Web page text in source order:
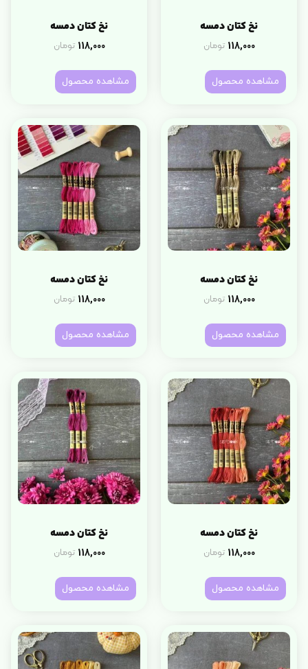
نخ کتان دمسه
118,000 تومان
مشاهده محصول
نخ کتان دمسه
118,000 تومان
مشاهده محصول
نخ کتان دمسه
118,000 تومان
مشاهده محصول
نخ کتان دمسه
118,000 تومان
مشاهده محصول
نخ کتان دمسه
118,000 تومان
مشاهده محصول
نخ کتان دمسه
118,000 تومان
مشاهده محصول